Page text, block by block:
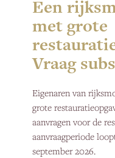
Een
met grote
Vraag
Eigenaren van
grote
aanvragen voor de
aanvraagperiode
september 2026.